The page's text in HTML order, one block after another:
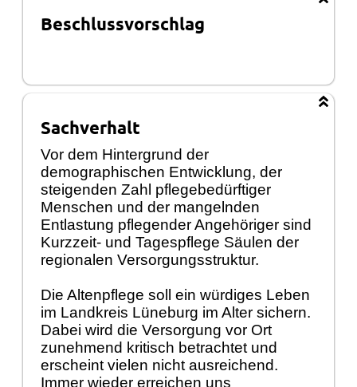
Beschlussvorschlag
Sachverhalt
Vor dem Hintergrund der
demographischen Entwicklung, der
steigenden Zahl pflegebedürftiger
Menschen und der mangelnden
Entlastung pflegender Angehöriger sind
Kurzzeit- und Tagespflege Säulen der
regionalen Versorgungsstruktur.
Die Altenpflege soll ein würdiges Leben
im Landkreis Lüneburg im Alter sichern.
Dabei wird die Versorgung vor Ort
zunehmend kritisch betrachtet und
erscheint vielen nicht ausreichend.
Immer wieder erreichen uns